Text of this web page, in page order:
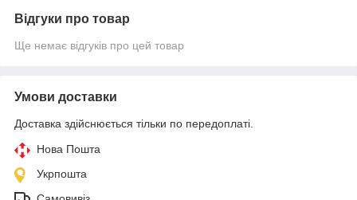
Відгуки про товар
Ще немає відгуків про цей товар
Умови доставки
Доставка здійснюється тільки по передоплаті.
Нова Пошта
Укрпошта